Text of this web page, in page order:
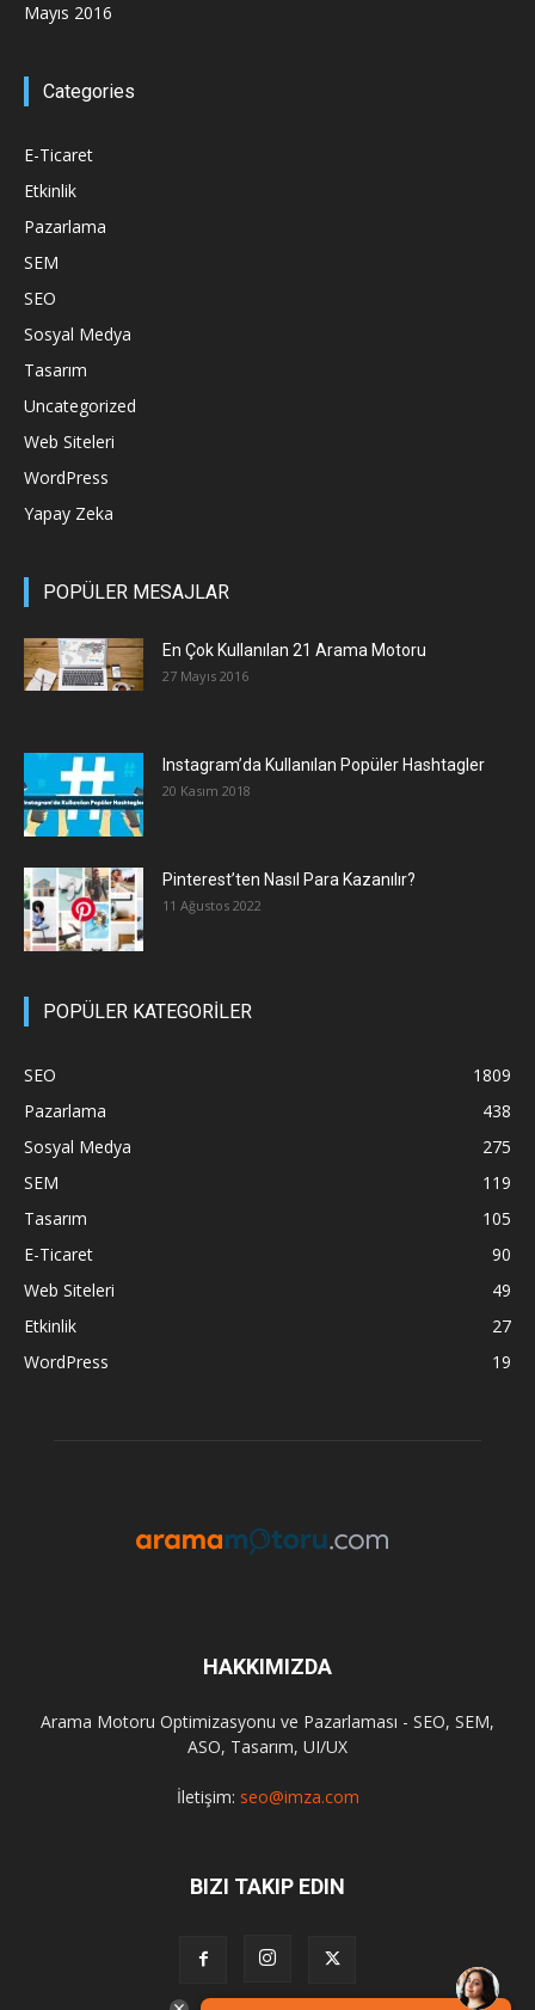
Mayıs 2016
Categories
E-Ticaret
Etkinlik
Pazarlama
SEM
SEO
Sosyal Medya
Tasarım
Uncategorized
Web Siteleri
WordPress
Yapay Zeka
POPÜLER MESAJLAR
En Çok Kullanılan 21 Arama Motoru
27 Mayıs 2016
Instagram’da Kullanılan Popüler Hashtagler
20 Kasım 2018
Pinterest’ten Nasıl Para Kazanılır?
11 Ağustos 2022
POPÜLER KATEGORİLER
SEO
1809
Pazarlama
438
Sosyal Medya
275
SEM
119
Tasarım
105
E-Ticaret
90
Web Siteleri
49
Etkinlik
27
WordPress
19
HAKKIMIZDA
Arama Motoru Optimizasyonu ve Pazarlaması - SEO, SEM,
ASO, Tasarım, UI/UX
İletişim: seo@imza.com
BIZI TAKIP EDIN